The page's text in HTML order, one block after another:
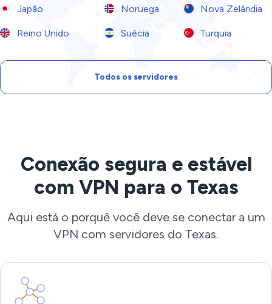
Japão Noruega Nova Zelândia
Reino Unido Suécia Turquia
Todos os servidores
Conexão segura e estável
com VPN para o Texas
Aqui está o porquê você deve se conectar a um
VPN com servidores do Texas.